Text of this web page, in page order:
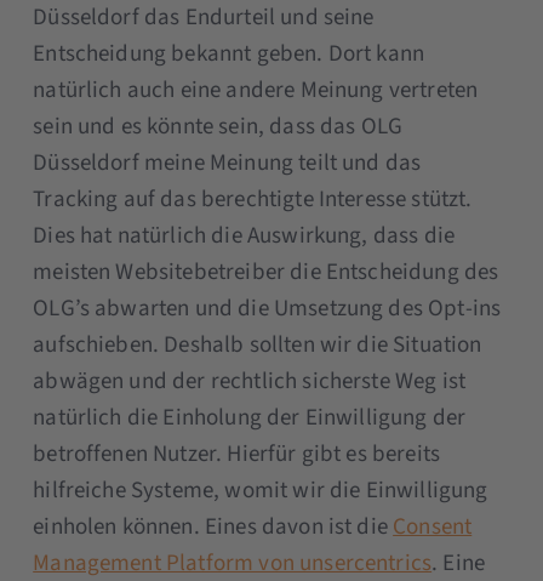
Düsseldorf das Endurteil und seine
Entscheidung bekannt geben. Dort kann
natürlich auch eine andere Meinung vertreten
sein und es könnte sein, dass das OLG
Düsseldorf meine Meinung teilt und das
Tracking auf das berechtigte Interesse stützt.
Dies hat natürlich die Auswirkung, dass die
meisten Websitebetreiber die Entscheidung des
OLG’s abwarten und die Umsetzung des Opt-ins
aufschieben. Deshalb sollten wir die Situation
abwägen und der rechtlich sicherste Weg ist
natürlich die Einholung der Einwilligung der
betroffenen Nutzer. Hierfür gibt es bereits
hilfreiche Systeme, womit wir die Einwilligung
einholen können. Eines davon ist dieConsent
Management Platform von unsercentrics. Eine